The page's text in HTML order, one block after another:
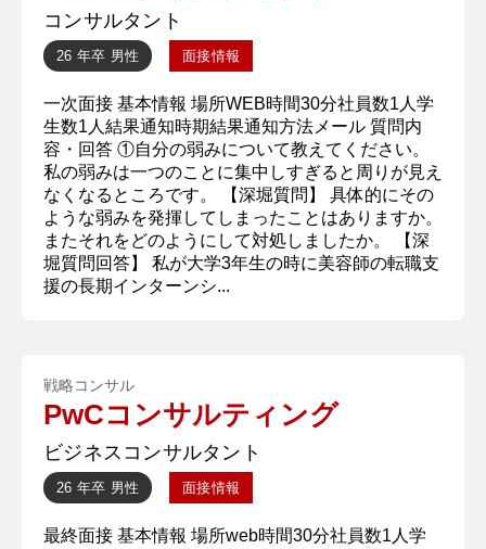
コンサルタント
26 年卒 男性 面接情報
一次面接 基本情報 場所WEB時間30分社員数1人学
生数1人結果通知時期結果通知方法メール 質問内
容・回答 ①自分の弱みについて教えてください。
私の弱みは一つのことに集中しすぎると周りが見え
なくなるところです。 【深堀質問】 具体的にその
ような弱みを発揮してしまったことはありますか。
またそれをどのようにして対処しましたか。 【深
堀質問回答】 私が大学3年生の時に美容師の転職支
援の長期インターンシ...
戦略コンサル
PwCコンサルティング
ビジネスコンサルタント
26 年卒 男性 面接情報
最終面接 基本情報 場所web時間30分社員数1人学